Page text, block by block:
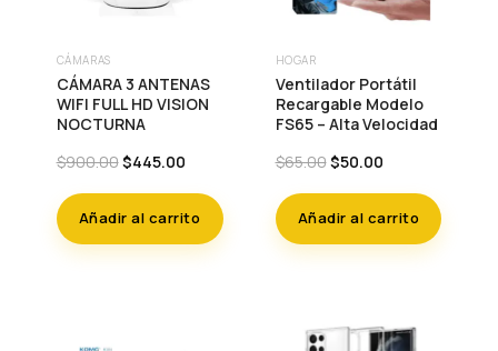
producto
CÁMARAS
CÁMARA 3 ANTENAS
WIFI FULL HD VISION
NOCTURNA
$900.00Original
was:
$900.00.
$445.00Current
is:
$445.00.
Añadir al carrito
HOGAR
Ventilador Portátil
Recargable Modelo
FS65 – Alta Velocidad
$65.00Original
was:
$65.00.
$50.00Current
is:
$50.00.
Añadir al carrito